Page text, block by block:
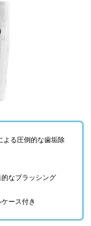
よる圧倒的な歯垢除
なブラッシング
ース付き